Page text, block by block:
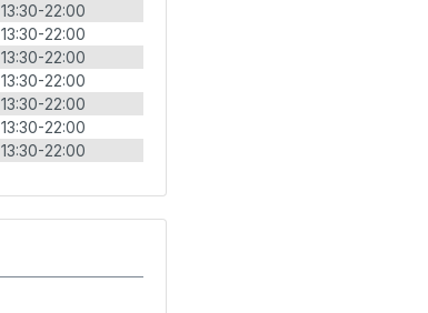
13:30-22:00
13:30-22:00
13:30-22:00
13:30-22:00
13:30-22:00
13:30-22:00
13:30-22:00